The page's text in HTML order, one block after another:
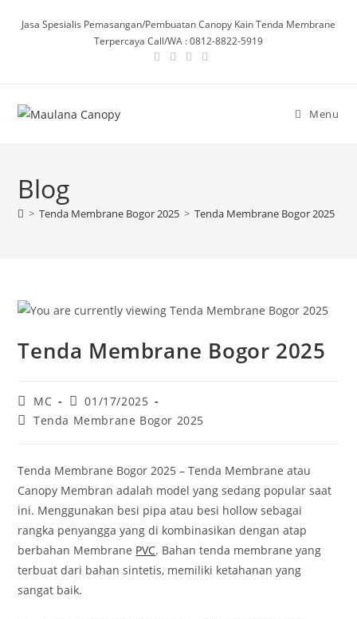
Jasa Spesialis Pemasangan/Pembuatan Canopy Kain Tenda Membrane
Terpercaya Call/WA : 0812-8822-5919
Menu
Blog
> Tenda Membrane Bogor 2025 > Tenda Membrane Bogor 2025
Tenda Membrane Bogor 2025
Post
author:
MC
Post
published:
01/17/2025
PostTenda Membrane Bogor 2025
Tenda Membrane Bogor 2025 – Tenda Membrane atau
Canopy Membran adalah model yang sedang popular saat
ini. Menggunakan besi pipa atau besi hollow sebagai
rangka penyangga yang di kombinasikan dengan atap
berbahan Membrane PVC. Bahan tenda membrane yang
terbuat dari bahan sintetis, memiliki ketahanan yang
sangat baik.